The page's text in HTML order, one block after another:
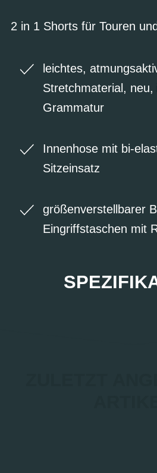
2 in 1 Shorts für Touren
leichtes,
Stretchmaterial,
Grammatur
Innenhose mit bi-
Sitzeinsatz
größenverstellbarer
Eingriffstaschen mit